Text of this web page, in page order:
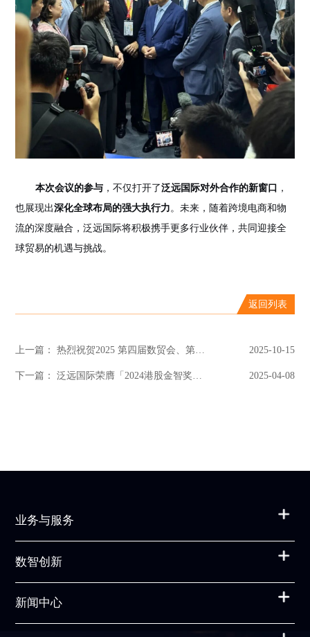
本次会议的参与 ，不仅打开了泛远国际对外合作的新窗口 ，
也展现出深化全球布局的强大执行力。未来，随着跨境电商和物
流的深度融合，泛远国际将积极携手更多行业伙伴，共同迎接全
球贸易的机遇与挑战。
返回列表
上一篇： 热烈祝贺2025 第四届数贸会、第十九届物博会，泛远国际双城两展圆满成功 2025-10-15
下一篇： 泛远国际荣膺「2024港股金智奖」年度价值公司——以创新与实力领航数智化未来 2025-04-08
业务与服务
数智创新
新闻中心